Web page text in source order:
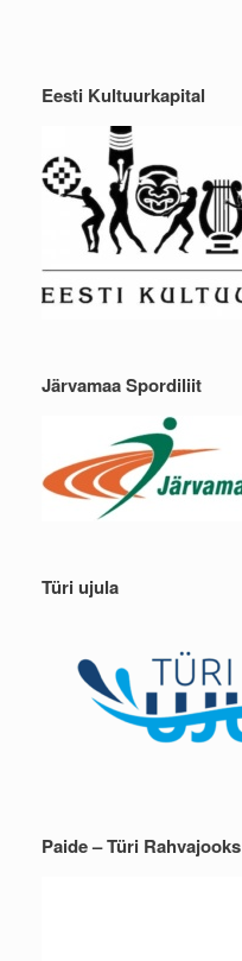
Eesti Kultuurkapital
Järvamaa Spordiliit
Türi ujula
Paide – Türi Rahvajooks